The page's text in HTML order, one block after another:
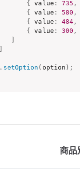
{
value : 735 ,
{
value : 580 ,
{
value : 484 ,
{
value : 300 ,
. setOption ( option ) ;